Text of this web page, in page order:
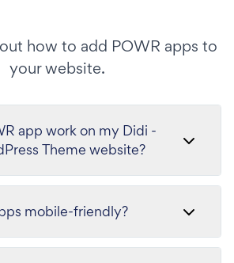
how to add POWR apps to
your website.
app work on my Didi -
Theme website?
mobile-friendly?